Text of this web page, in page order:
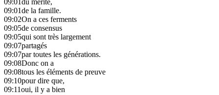
09:01du mérite,
09:01de la famille.
09:02On a ces ferments
09:05de consensus
09:05qui sont très largement
09:07partagés
09:07par toutes les générations.
09:08Donc on a
09:08tous les éléments de preuve
09:10pour dire que,
09:11oui, il y a bien